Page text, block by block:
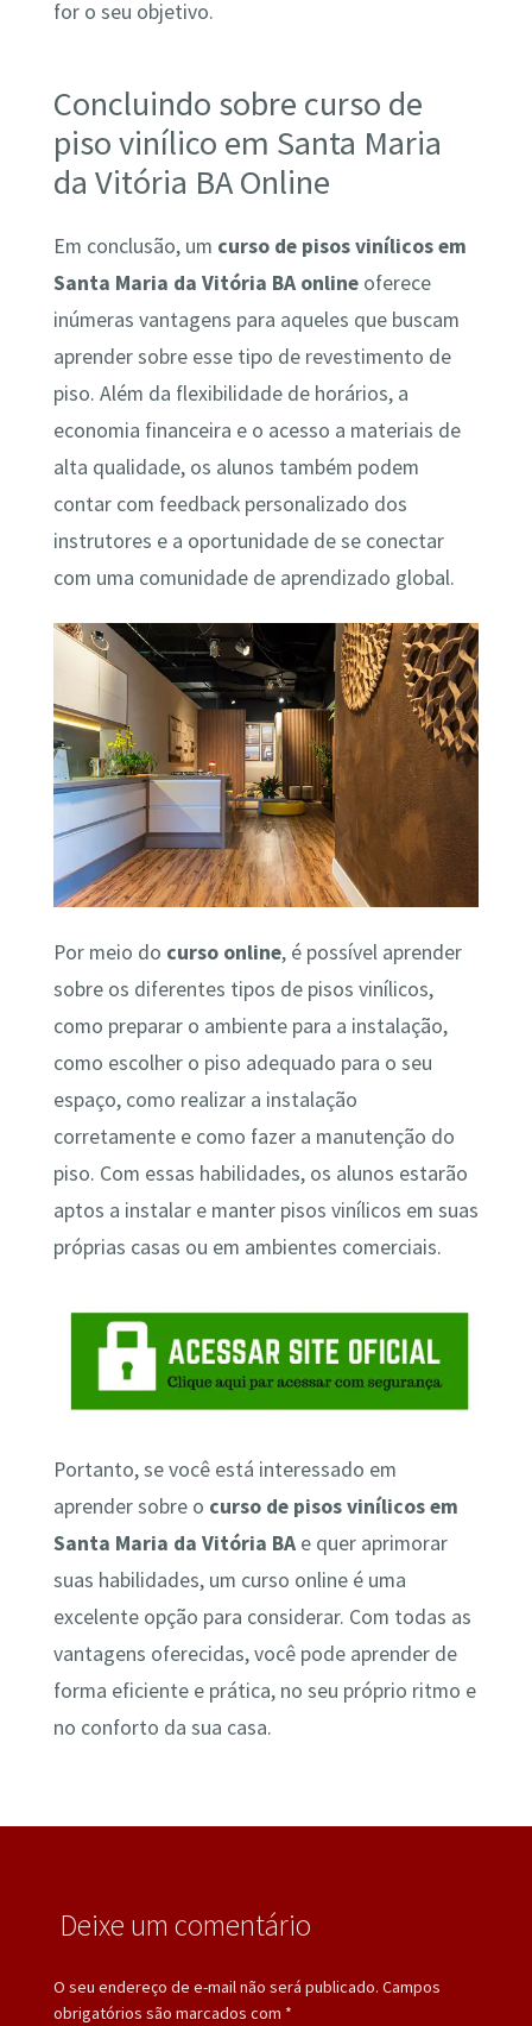
for o seu objetivo.
Concluindo sobre curso de
piso vinílico em Santa Maria
da Vitória BA Online
Em conclusão, um curso de pisos vinílicos em
Santa Maria da Vitória BA onlineoferece
inúmeras vantagens para aqueles que buscam
aprender sobre esse tipo de revestimento de
piso. Além da flexibilidade de horários, a
economia financeira e o acesso a materiais de
alta qualidade, os alunos também podem
contar com feedback personalizado dos
instrutores e a oportunidade de se conectar
com uma comunidade de aprendizado global.
Por meio do curso online, é possível aprender
sobre os diferentes tipos de pisos vinílicos,
como preparar o ambiente para a instalação,
como escolher o piso adequado para o seu
espaço, como realizar a instalação
corretamente e como fazer a manutenção do
piso. Com essas habilidades, os alunos estarão
aptos a instalar e manter pisos vinílicos em suas
próprias casas ou em ambientes comerciais.
Portanto, se você está interessado em
aprender sobre o curso de pisos vinílicos em
Santa Maria da Vitória BAe quer aprimorar
suas habilidades, um curso online é uma
excelente opção para considerar. Com todas as
vantagens oferecidas, você pode aprender de
forma eficiente e prática, no seu próprio ritmo e
no conforto da sua casa.
Deixe um comentário
O seu endereço de e-mail não será publicado. Campos
obrigatórios são marcados com *